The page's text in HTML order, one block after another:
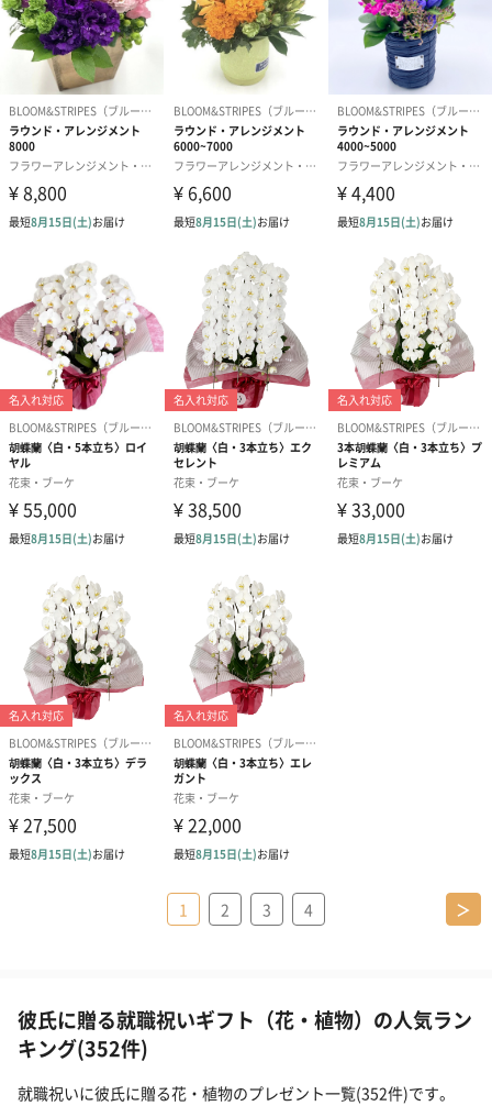
1 2 3 4 ＞
彼氏に贈る就職祝いギフト（花・植物）の人気ラン
キング(352件)
就職祝いに彼氏に贈る花・植物のプレゼント一覧(352件)です。